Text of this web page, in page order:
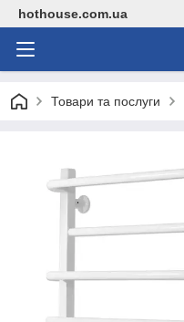
hothouse.com.ua
Товари та послуги